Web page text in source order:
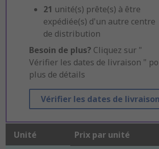
21 unité(s) prête(s) à être
expédiée(s) d'un autre centre
de distribution
Besoin de plus? Cliquez sur "
Vérifier les dates de livraison "
plus de détails
Vérifier les dates de livraison
Unité Prix par unité